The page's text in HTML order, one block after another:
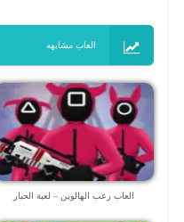
العاب مشابهه
العاب رعب الهالوين – لعبة الحبار